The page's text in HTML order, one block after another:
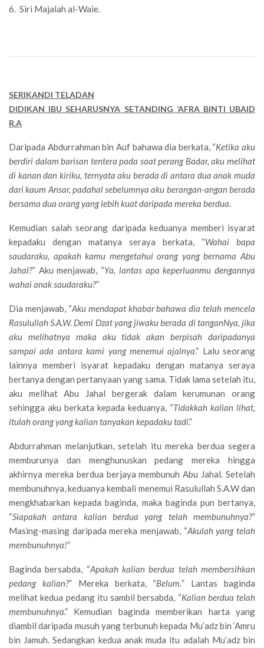
6. Siri Majalah al-Waie.
SERIKANDI TELADAN
DIDIKAN IBU SEHARUSNYA SETANDING ‘AFRA BINTI UBAID
R.A
Daripada Abdurrahman bin Auf bahawa dia berkata, “Ketika aku
berdiri dalam barisan tentera pada saat perang Badar, aku melihat
di kanan dan kiriku, ternyata aku berada di antara dua anak muda
dari kaum Ansar, padahal sebelumnya aku berangan-angan berada
bersama dua orang yang lebih kuat daripada mereka berdua.
Kemudian salah seorang daripada keduanya memberi isyarat
kepadaku dengan matanya seraya berkata, “Wahai bapa
saudaraku, apakah kamu mengetahui orang yang bernama Abu
Jahal?” Aku menjawab, “Ya, lantas apa keperluanmu dengannya
wahai anak saudaraku?”
Dia menjawab, “Aku mendapat khabar bahawa dia telah mencela
Rasulullah S.A.W. Demi Dzat yang jiwaku berada di tanganNya, jika
aku melihatnya maka aku tidak akan berpisah daripadanya
sampai ada antara kami yang menemui ajalnya.” Lalu seorang
lainnya memberi isyarat kepadaku dengan matanya seraya
bertanya dengan pertanyaan yang sama. Tidak lama setelah itu,
aku melihat Abu Jahal bergerak dalam kerumunan orang
sehingga aku berkata kepada keduanya, “Tidakkah kalian lihat,
itulah orang yang kalian tanyakan kepadaku tadi.”
Abdurrahman melanjutkan, setelah itu mereka berdua segera
memburunya dan menghunuskan pedang mereka hingga
akhirnya mereka berdua berjaya membunuh Abu Jahal. Setelah
membunuhnya, keduanya kembali menemui Rasulullah S.A.W dan
mengkhabarkan kepada baginda, maka baginda pun bertanya,
“Siapakah antara kalian berdua yang telah membunuhnya?”
Masing-masing daripada mereka menjawab, “Akulah yang telah
membunuhnya!”
Baginda bersabda, “Apakah kalian berdua telah membersihkan
pedang kalian?” Mereka berkata, “Belum.” Lantas baginda
melihat kedua pedang itu sambil bersabda, “Kalian berdua telah
membunuhnya.” Kemudian baginda memberikan harta yang
diambil daripada musuh yang terbunuh kepada Mu’adz bin ‘Amru
bin Jamuh. Sedangkan kedua anak muda itu adalah Mu’adz bin